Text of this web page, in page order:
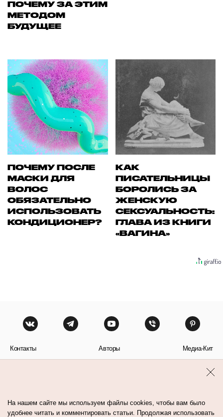
ПОЧЕМУ ЗА ЭТИМ
МЕТОДОМ
БУДУЩЕЕ
ПОЧЕМУ ПОСЛЕ
МАСКИ ДЛЯ
ВОЛОС
ОБЯЗАТЕЛЬНО
ИСПОЛЬЗОВАТЬ
КОНДИЦИОНЕР?
КАК
ПИСАТЕЛЬНИЦЫ
БОРОЛИСЬ ЗА
ЖЕНСКУЮ
СЕКСУАЛЬНОСТЬ:
ГЛАВА ИЗ КНИГИ
«ВАГИНА»
Контакты Авторы Медиа-Кит
На нашем сайте мы используем файлы cookies, чтобы вам было
удобнее читать и комментировать статьи. Продолжая использовать